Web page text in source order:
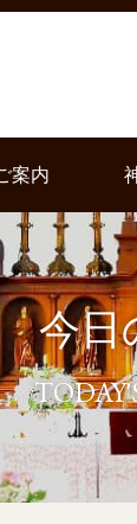
案内
今日